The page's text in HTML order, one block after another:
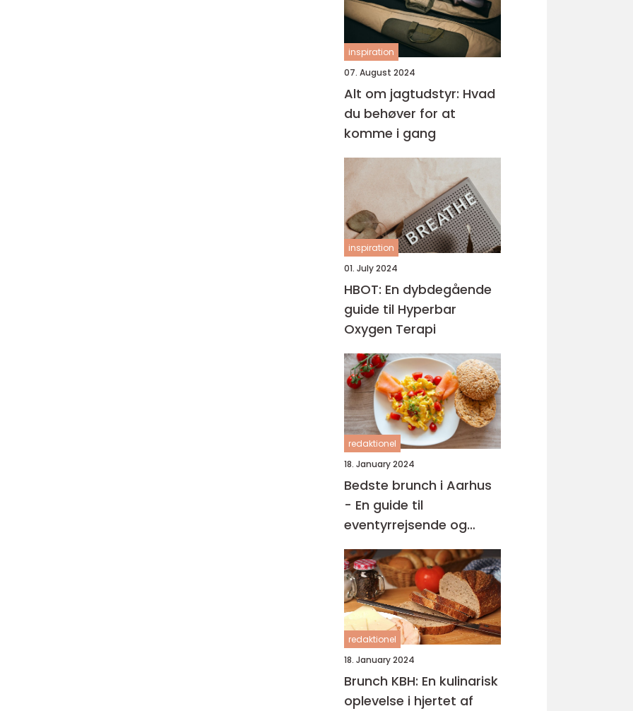
inspiration
07. August 2024
Alt om jagtudstyr: Hvad
du behøver for at
komme i gang
inspiration
01. July 2024
HBOT: En dybdegående
guide til Hyperbar
Oxygen Terapi
redaktionel
18. January 2024
Bedste brunch i Aarhus
- En guide til
eventyrrejsende og
backpackere
redaktionel
18. January 2024
Brunch KBH: En kulinarisk
oplevelse i hjertet af